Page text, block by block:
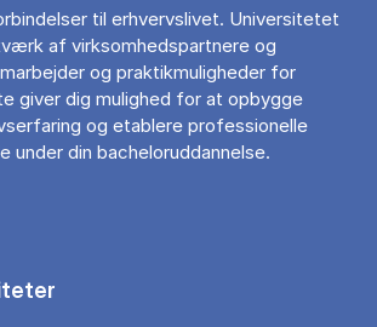
til erhvervslivet. Universitetet
af virksomhedspartnere og
og praktikmuligheder for
giver dig mulighed for at opbygge
og etablere professionelle
under din bacheloruddannelse.